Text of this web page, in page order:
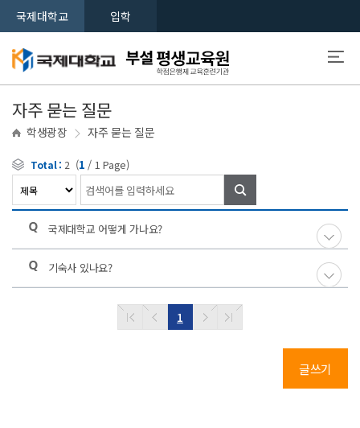
국제대학교 입학
학생광장 자주 묻는 질문
자주 묻는 질문
Total : 2 (1 / 1 Page)
국제대학교 어떻게 가나요?
기숙사 있나요?
1
글쓰기